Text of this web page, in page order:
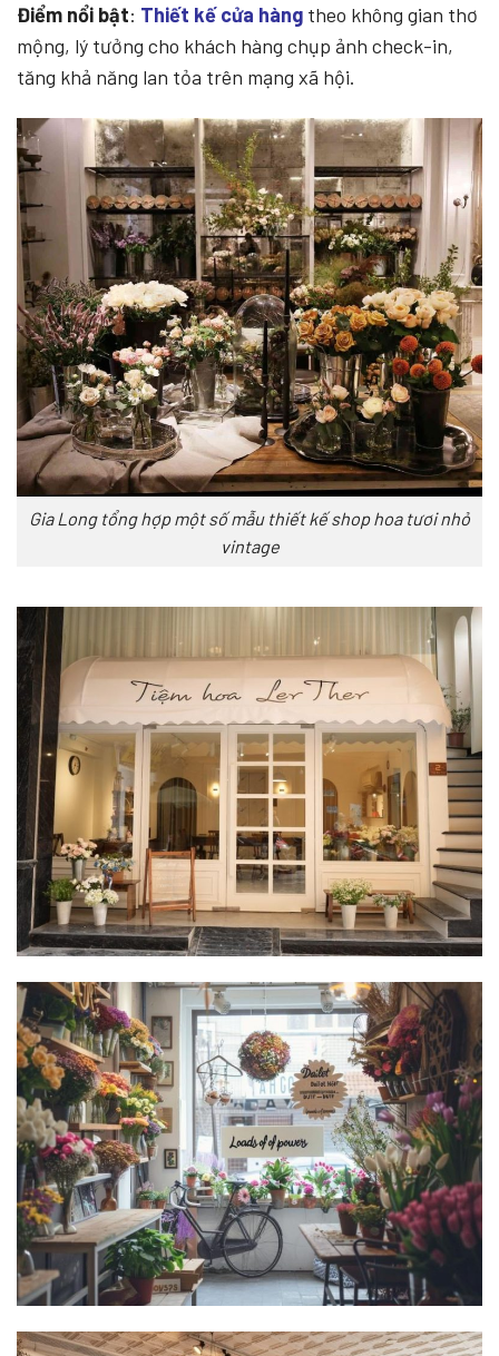
Điểm nổi bật: Thiết kế cửa hàng theo không gian thơ
mộng, lý tưởng cho khách hàng chụp ảnh check-in,
tăng khả năng lan tỏa trên mạng xã hội.
Gia Long tổng hợp một số mẫu thiết kế shop hoa tươi nhỏ
vintage